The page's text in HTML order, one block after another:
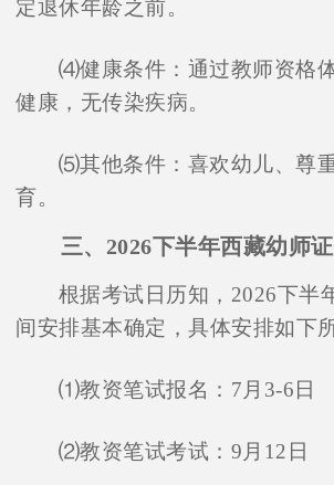
定退休年龄之前。
⑷健康条件：通过教师资格
健康，无传染疾病。
⑸其他条件：喜欢幼儿、尊
育。
三、2026下半年西藏幼师
根据考试日历知，2026下半
间安排基本确定，具体安排如下
⑴教资笔试报名：7月3-6日
⑵教资笔试考试：9月12日